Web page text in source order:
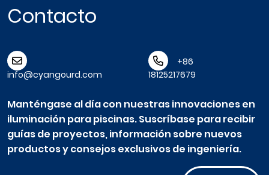
Contacto
info@cyangourd.com
+86
18125217679
Manténgase al día con nuestras innovaciones en
iluminación para piscinas. Suscríbase para recibir
guías de proyectos, información sobre nuevos
productos y consejos exclusivos de ingeniería.